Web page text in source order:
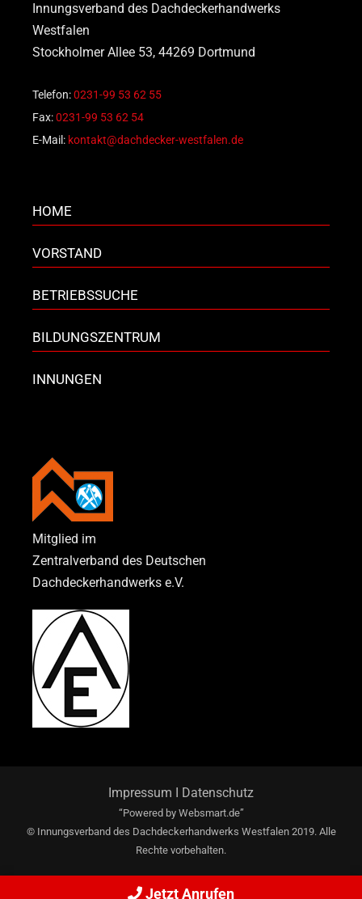
Innungsverband des Dachdeckerhandwerks
Westfalen
Stockholmer Allee 53, 44269 Dortmund
Telefon:0231-99 53 62 55
Fax:0231-99 53 62 54
E-Mail: kontakt@dachdecker-westfalen.de
HOME
VORSTAND
BETRIEBSSUCHE
BILDUNGSZENTRUM
INNUNGEN
Mitglied im
Zentralverband des Deutschen
Dachdeckerhandwerks e.V.
Jetzt Anrufen
© Innungsverband des Dachdeckerhandwerks Westfalen 2019. Alle
Rechte vorbehalten.
Impressum I Datenschutz
“Powered by Websmart.de”